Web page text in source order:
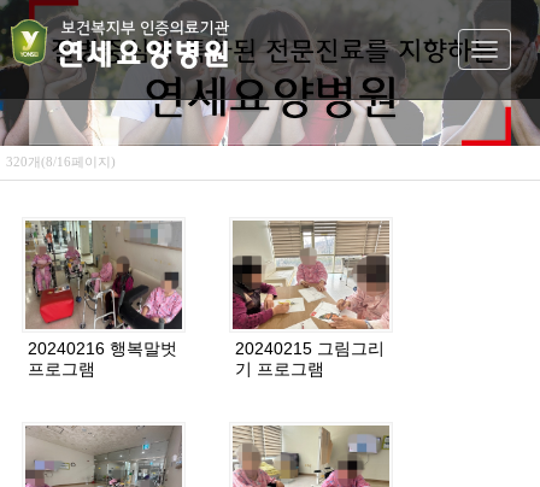
Toggle
320개(8/16페이지)
20240216 행복말벗
프로그램
20240215 그림그리
기 프로그램